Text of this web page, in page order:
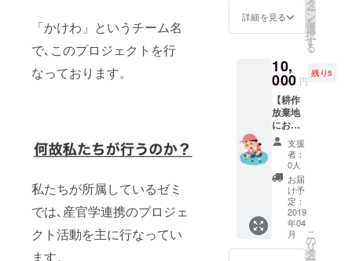
「かけわ」というチーム名
で､このプロジェクトを行
なっております。
私たちが所属しているゼミ
では､産官学連携のプロジェ
クト活動を主に行なってい
ます。
お手紙
でこの
プロ
ち上げ
たの
か、ま
たパト
ロンの
方々の
思いも
含め、
ざっく
ばらん
にお話
できれ
ばと思
いま
す。 是
非とも
詳細を見る
タ
ー
ン
を
選
択
す
る
10,
000 円
残り5
【耕作
放棄地
におい
ての田
植え体
験】
ひと家
族の皆
様でご
利用い
ただけ
ます 先
着順で5
支援
者：
0人
お届
け予
定：
2019
年04
月
こ
の
リ
タ